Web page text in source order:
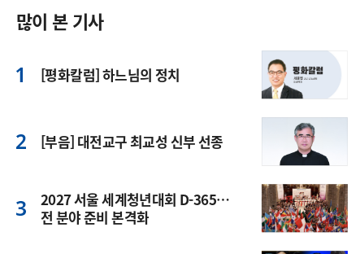
많이 본 기사
[평화칼럼] 하느님의 정치
[부음] 대전교구 최교성 신부 선종
2027 서울 세계청년대회 D-365…
전 분야 준비 본격화